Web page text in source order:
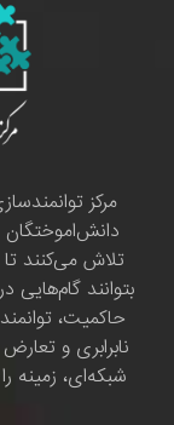
مرکز
تلاش می‌کنند
بتوانند
حاکمیت،
نابرابری و
شبکه‌ای، زمینه